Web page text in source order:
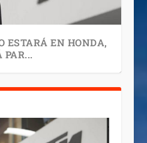
ESTARÁ EN HONDA,
PAR...